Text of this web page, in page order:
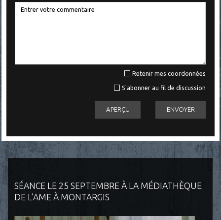
SÉANCE LE 25 SEPTEMBRE À LA MÉDIATHÈQUE
DE L'AME À MONTARGIS
Retenir mes coordonnées
S'abonner au fil de discussion